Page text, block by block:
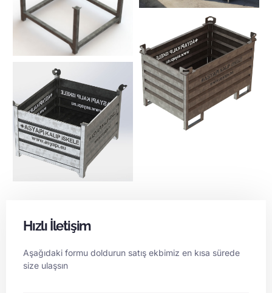
Hızlı İletişim
Aşağıdaki formu doldurun satış ekbimiz en kısa sürede
size ulaşsın